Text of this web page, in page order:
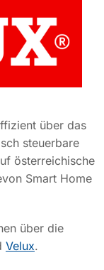
über das
steuerbare
österreichische
Smart Home
über die
Velux.